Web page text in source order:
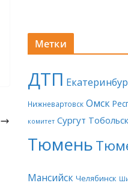
Метки
ДТП
Нижневартовск Омск
комитет Сургут Тобольск
Тюмень
Мансийск Челябинск